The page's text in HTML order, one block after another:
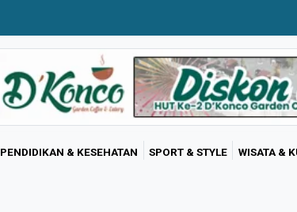
PENDIDIKAN & KESEHATAN SPORT & STYLE WISATA &